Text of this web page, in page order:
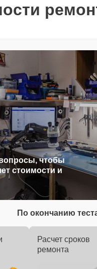
чтобы
стоимости и
По окончанию
Расчет сроков
ремонта